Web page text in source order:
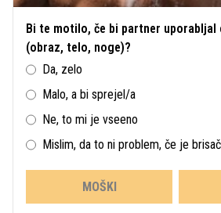
Bi te motilo, če bi partner uporabljal
(obraz, telo, noge)?
Da, zelo
Malo, a bi sprejel/a
Ne, to mi je vseeno
Mislim, da to ni problem, če je
MOŠKI